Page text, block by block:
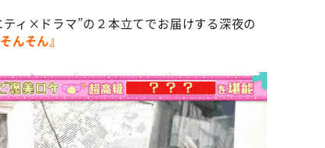
ィ×ドラマ”の２本立てでお届けする深夜の
そんそん』